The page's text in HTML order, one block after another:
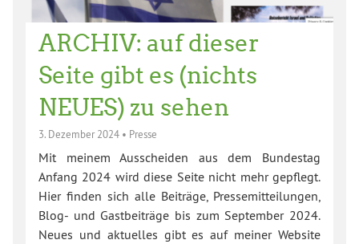
ARCHIV: auf dieser
Seite gibt es (nichts
NEUES) zu sehen
3. Dezember 2024 • Presse
Mit meinem Ausscheiden aus dem Bundestag
Anfang 2024 wird diese Seite nicht mehr gepflegt.
Hier finden sich alle Beiträge, Pressemitteilungen,
Blog- und Gastbeiträge bis zum September 2024.
Neues und aktuelles gibt es auf meiner Website